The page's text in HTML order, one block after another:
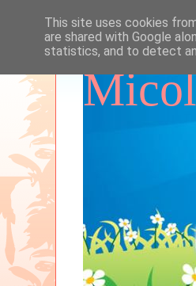
This site uses cookies
are shared with Google
statistics, and to detect